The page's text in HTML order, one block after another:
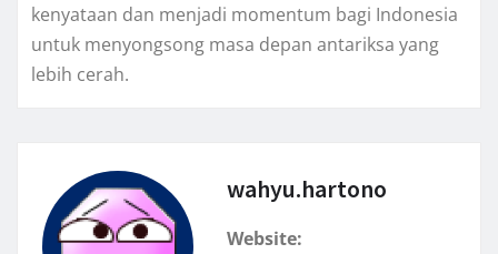
kenyataan dan menjadi momentum bagi Indonesia
untuk menyongsong masa depan antariksa yang
lebih cerah.
wahyu.hartono
Website: